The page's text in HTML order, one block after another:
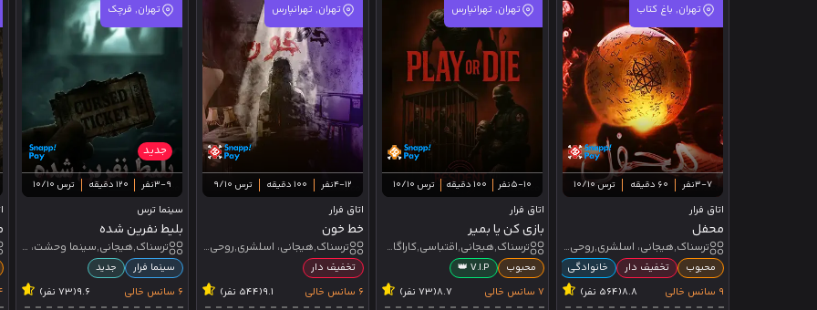
تهران, باغ کتاب
3-7نفر 60 دقیقه ترس 10/10
اتاق فرار
محفل
ترسناک,هیجانی، اسلشری,روحی_جنی,جامپ اسکیر,تئاتر نمایشی
محبوب تخفیف دار
خانوادگی
9 سانس خالی
8.8(564 نفر)
تهران, تهرانپارس
5-10نفر 100 دقیقه ترس 10/10
اتاق فرار
بازی کن یا بمیر
ترسناک,هیجانی,اقتباسی,کاراگاهی، اسلشری,زامبی
محبوب
V.I.P 👑
7 سانس خالی
8.7(73 نفر)
تهران, تهرانپارس
4-12نفر 100 دقیقه ترس 9/10
اتاق فرار
خط خون
ترسناک,هیجانی، اسلشری,روحی_جنی
تخفیف دار
6 سانس خالی
9.1(544 نفر)
تهران, قرچک
جدید
3-9نفر 120 دقیقه ترس 10/10
سینما ترس
بلیط نفرین شده
ترسناک,هیجانی,سینما وحشت، اسلشری,روحی_جنی,زامبی,تئاتر تعاملی,تئاتر نمایشی
سینما فرار
جدید
6 سانس خالی
9.6(73 نفر)
4